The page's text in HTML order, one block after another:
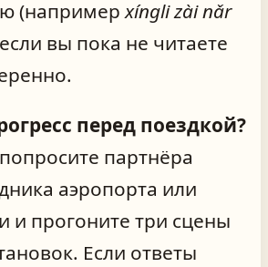
(например xíngli zài nǎr
вы пока не читаете
перед поездкой?
партнёра
аэропорта или
и прогоните три сцены
Если ответы